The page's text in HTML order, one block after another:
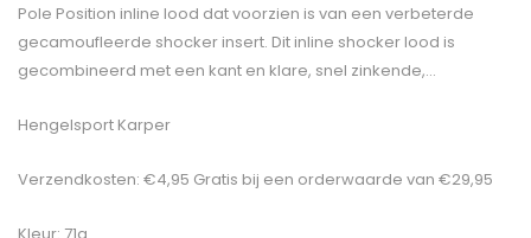
Pole Position inline lood dat voorzien is van een verbeterde
gecamoufleerde shocker insert. Dit inline shocker lood is
gecombineerd met een kant en klare, snel zinkende,…
Hengelsport Karper
Verzendkosten: €4,95 Gratis bij een orderwaarde van €29,95
Kleur: 71g